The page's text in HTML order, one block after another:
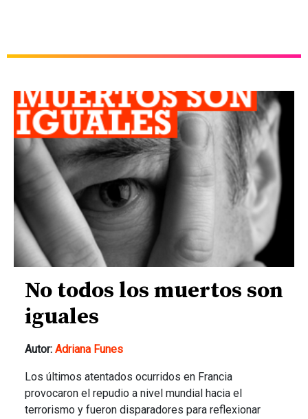
No todos los muertos son
iguales
Autor: Adriana Funes
Los últimos atentados ocurridos en Francia
provocaron el repudio a nivel mundial hacia el
terrorismo y fueron disparadores para reflexionar